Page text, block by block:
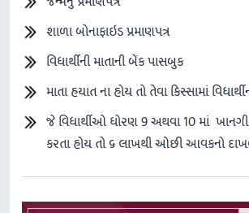
શાળા બોનાફાઇડ પ્રમાણપત્ર
વિધાર્થીની માતાની બેંક પાસબુક
માતા હયાત ના હોય તો તેવા કિસ્સામાં
જે વિધાર્થીઓ ધોરણ 9 અથવા 10 માં
કરતા હોય તો ૬ લાખથી ઓછી આવકનો